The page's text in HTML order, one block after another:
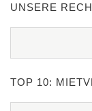
UNSERE
TOP 10: